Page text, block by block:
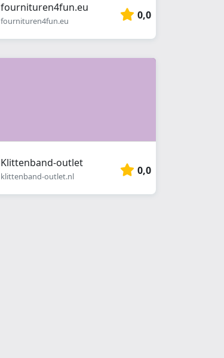
fournituren4fun.eu
fournituren4fun.eu 0,0
Klittenband-outlet
klittenband-outlet.nl 0,0